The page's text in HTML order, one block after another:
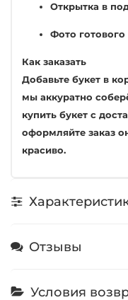
Открытка в
Фото
Как заказать
Добавьте букет в
мы аккуратно
купить букет с
оформляйте заказ
красиво.
Отзывы
Условия